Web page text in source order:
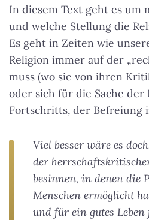
In diesem Text geht es um
und welche Stellung die
Es geht in Zeiten wie
Religion immer auf der
muss (wo sie von ihren
oder sich für die Sache der
Fortschritts, der Befreiung
Viel besser wäre es
der
besinnen, in denen die
Menschen ermöglicht
und für ein gutes